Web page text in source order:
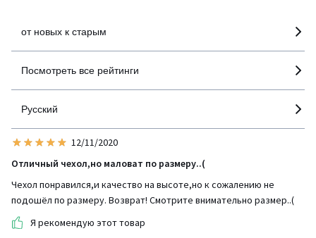
от новых к старым
Посмотреть все рейтинги
Русский
12/11/2020
Отличный чехол,но маловат по размеру..(
Чехол понравился,и качество на высоте,но к сожалению не
подошёл по размеру. Возврат! Смотрите внимательно размер..(
Я рекомендую этот товар